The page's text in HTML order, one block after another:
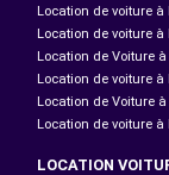
Location de voiture
Location de voiture à
Location de Voiture
Location de voiture à
Location de Voiture
Location de voiture à
LOCATION